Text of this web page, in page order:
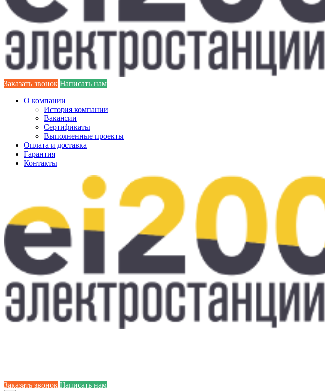
Заказать звонок Написать нам
О компании
История компании
Вакансии
Сертификаты
Выполненные проекты
Оплата и доставка
Гарантия
Контакты
Заказать звонок Написать нам